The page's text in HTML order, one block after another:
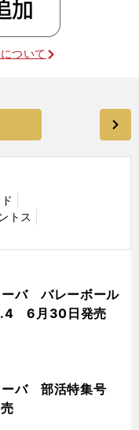
ついて
トス
ーバ バレーボール
6月30日発売
ーバ 部活特集号